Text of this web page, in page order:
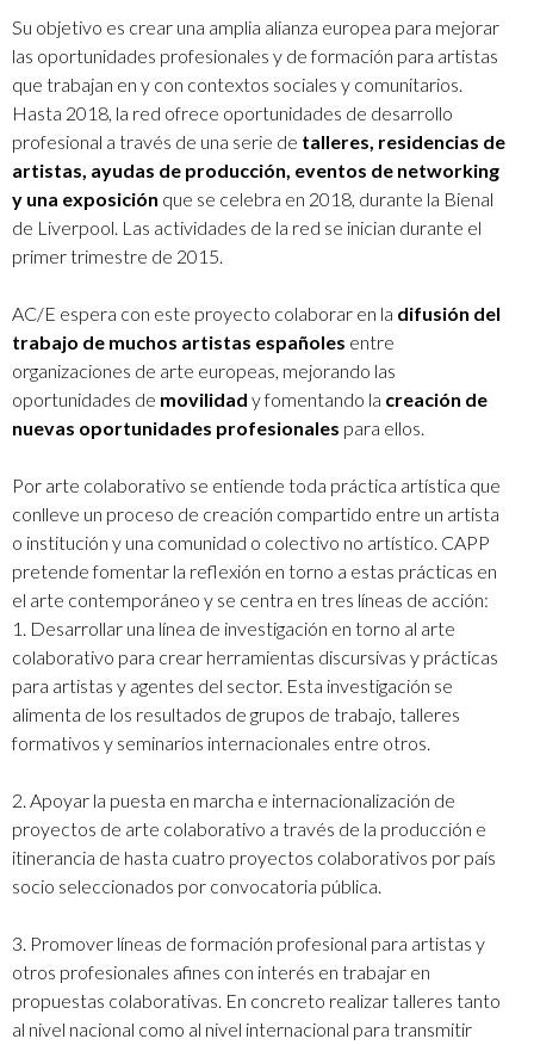
Su objetivo es crear una amplia alianza europea para mejorar
las oportunidades profesionales y de formación para artistas
que trabajan en y con contextos sociales y comunitarios.
Hasta 2018, la red ofrece oportunidades de desarrollo
profesional a través de una serie de talleres, residencias de
artistas, ayudas de producción, eventos de networking
y una exposición que se celebra en 2018, durante la Bienal
de Liverpool. Las actividades de la red se inician durante el
primer trimestre de 2015.
AC/E espera con este proyecto colaborar en la difusión del
trabajo de muchos artistas españoles entre
organizaciones de arte europeas, mejorando las
oportunidades de movilidad y fomentando la creación de
nuevas oportunidades profesionales para ellos.
Por arte colaborativo se entiende toda práctica artística que
conlleve un proceso de creación compartido entre un artista
o institución y una comunidad o colectivo no artístico. CAPP
pretende fomentar la reflexión en torno a estas prácticas en
el arte contemporáneo y se centra en tres líneas de acción:
1. Desarrollar una línea de investigación en torno al arte
colaborativo para crear herramientas discursivas y prácticas
para artistas y agentes del sector. Esta investigación se
alimenta de los resultados de grupos de trabajo, talleres
formativos y seminarios internacionales entre otros.
2. Apoyar la puesta en marcha e internacionalización de
proyectos de arte colaborativo a través de la producción e
itinerancia de hasta cuatro proyectos colaborativos por país
socio seleccionados por convocatoria pública.
3. Promover líneas de formación profesional para artistas y
otros profesionales afines con interés en trabajar en
propuestas colaborativas. En concreto realizar talleres tanto
al nivel nacional como al nivel internacional para transmitir